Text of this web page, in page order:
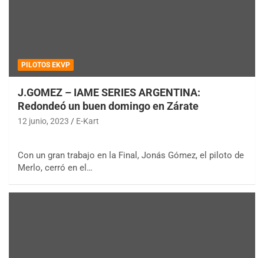
PILOTOS EKVP
J.GOMEZ – IAME SERIES ARGENTINA:
Redondeó un buen domingo en Zárate
12 junio, 2023 E-Kart
Con un gran trabajo en la Final, Jonás Gómez, el piloto de
Merlo, cerró en el…